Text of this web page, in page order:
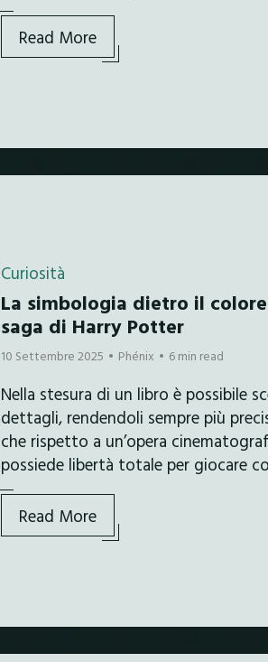
Read More
Curiosità
La simbologia dietro il
saga di Harry Potter
10 Settembre 2025 Phénix 6 min read
Nella stesura di un libro è possibile
dettagli, rendendoli sempre più
che rispetto a un’opera
possiede libertà totale per giocare
Read More